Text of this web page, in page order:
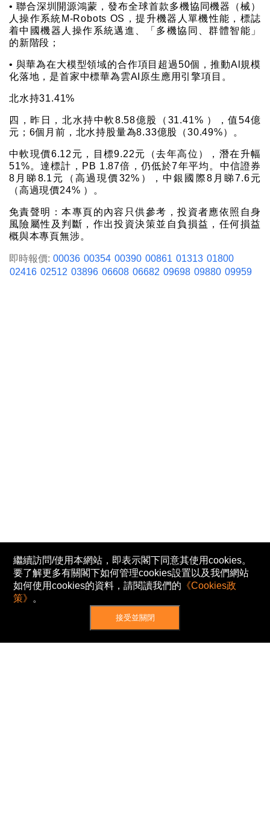
• 聯合深圳開源鴻蒙，發布全球首款多機協同機器（械）
人操作系統M-Robots OS，提升機器人單機性能，標誌
着中國機器人操作系統邁進、「多機協同、群體智能」
的新階段；
• 與華為在大模型領域的合作項目超過50個，推動Al規模
化落地，是首家中標華為雲AI原生應用引擎項目。
北水持31.41%
四，昨日，北水持中軟8.58億股（31.41% ），值54億
元；6個月前，北水持股量為8.33億股（30.49%）。
中軟現價6.12元，目標9.22元（去年高位），潛在升幅
51%。達標計，PB 1.87倍，仍低於7年平均。中信證券
8月睇8.1元（高過現價32%），中銀國際8月睇7.6元
（高過現價24% ）。
免責聲明：本專頁的內容只供參考，投資者應依照自身
風險屬性及判斷，作出投資決策並自負損益，任何損益
概與本專頁無涉。
即時報價: 00036 00354 00390 00861 01313 01800
02416 02512 03896 06608 06682 09698 09880 09959
繼續訪問/使用本網站，即表示閣下同意其使用cookies。
要了解更多有關閣下如何管理cookies設置以及我們網站
如何使用cookies的資料，請閱讀我們的 《Cookies政
策》 。
接受並關閉